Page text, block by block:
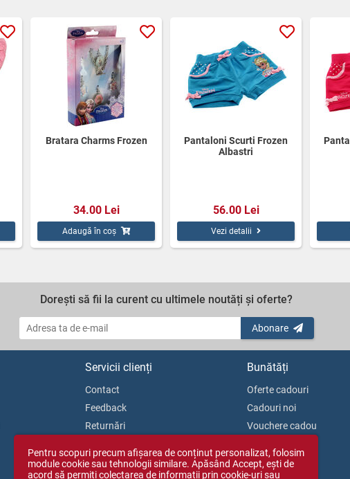
Bratara Charms Frozen
34.00 Lei
Adaugă în coș
Pantaloni Scurti Frozen
Albastri
56.00 Lei
Vezi detalii
Dorești să fii la curent cu ultimele noutăți și oferte?
Abonare
Servicii clienți
Contact
Feedback
Returnări
ANPC
Bunătăți
Oferte cadouri
Cadouri noi
Vouchere cadou
Pentru scopuri precum afișarea de conținut personalizat, folosim
module cookie sau tehnologii similare. Apăsând Accept, ești de
acord să permiți colectarea de informații prin cookie-uri sau